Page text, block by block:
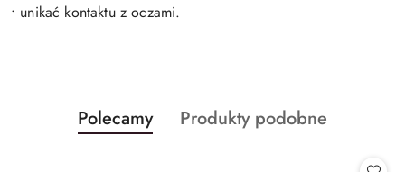
• unikać kontaktu z oczami.
Pomiń karuzelę produktów
Produkty
o
Polecamy
Produkty
Produkty podobne